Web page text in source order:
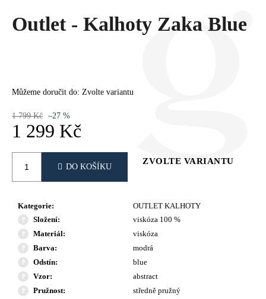
Outlet - Kalhoty Zaka Blue
Můžeme doručit do: Zvolte variantu
1 799 Kč –27 %
1 299 Kč
DO KOŠÍKU
ZVOLTE VARIANTU
Kategorie:
OUTLET KALHOTY
Složení:
viskóza 100 %
Materiál:
viskóza
Barva:
modrá
Odstín:
blue
Vzor:
abstract
Pružnost:
středně pružný
U
J